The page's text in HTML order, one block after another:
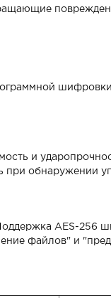
и
при обнаружении
AES-256
файлов" и